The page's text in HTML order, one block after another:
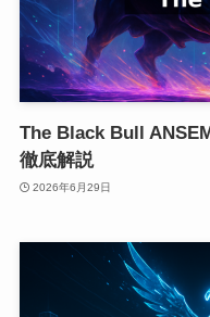
The Black Bull
徹底解説
2026年6月29日